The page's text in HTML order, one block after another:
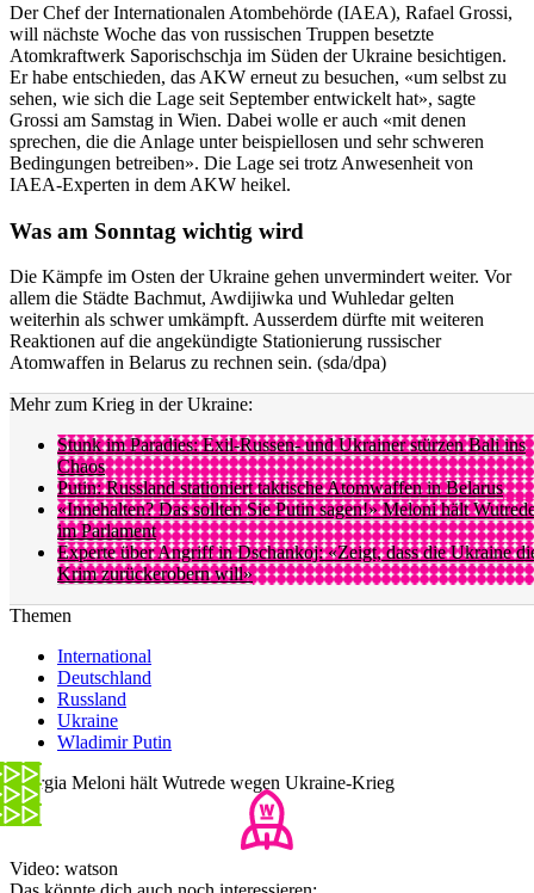
Der Chef der Internationalen Atombehörde (IAEA), Rafael Grossi,
will nächste Woche das von russischen Truppen besetzte
Atomkraftwerk Saporischschja im Süden der Ukraine besichtigen.
Er habe entschieden, das AKW erneut zu besuchen, «um selbst zu
sehen, wie sich die Lage seit September entwickelt hat», sagte
Grossi am Samstag in Wien. Dabei wolle er auch «mit denen
sprechen, die die Anlage unter beispiellosen und sehr schweren
Bedingungen betreiben». Die Lage sei trotz Anwesenheit von
IAEA-Experten in dem AKW heikel.
Was am Sonntag wichtig wird
Die Kämpfe im Osten der Ukraine gehen unvermindert weiter. Vor
allem die Städte Bachmut, Awdijiwka und Wuhledar gelten
weiterhin als schwer umkämpft. Ausserdem dürfte mit weiteren
Reaktionen auf die angekündigte Stationierung russischer
Atomwaffen in Belarus zu rechnen sein. (sda/dpa)
Mehr zum Krieg in der Ukraine:
Stunk im Paradies: Exil-Russen- und Ukrainer stürzen Bali ins
Chaos
Putin: Russland stationiert taktische Atomwaffen in Belarus
«Innehalten? Das sollten Sie Putin sagen!» Meloni hält
im Parlament
Experte über Angriff in Dschankoj: «Zeigt, dass die Ukraine
Krim zurückerobern will»
Themen
International
Deutschland
Russland
Ukraine
Wladimir Putin
Giorgia Meloni hält Wutrede wegen Ukraine-Krieg
Video: watson